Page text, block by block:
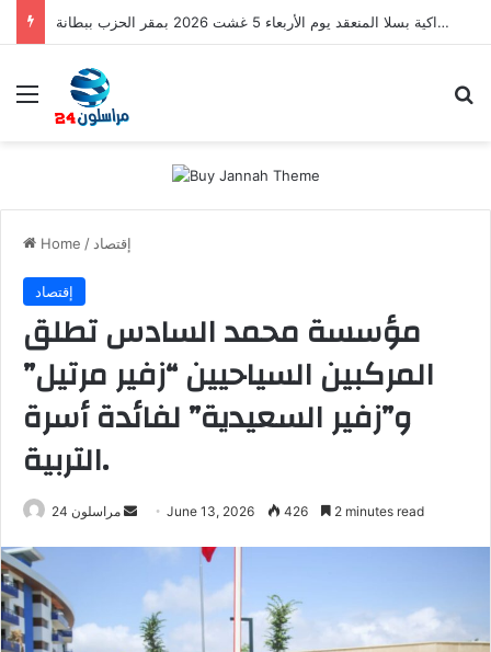
اجتماع مجلس الفرع الإقليمي لحزب التقدم والاشتراكية بسلا المنعقد يوم الأربعاء 5 غشت 2026 بمقر الحزب ببطانة
Menu
Home / إقتصاد
إقتصاد
مؤسسة محمد السادس تطلق
المركبين السياحيين “زفير مرتيل”
و”زفير السعيدية” لفائدة أسرة
التربية.
مراسلون 24
a
n
June 13, 2026 426 2 minutes read